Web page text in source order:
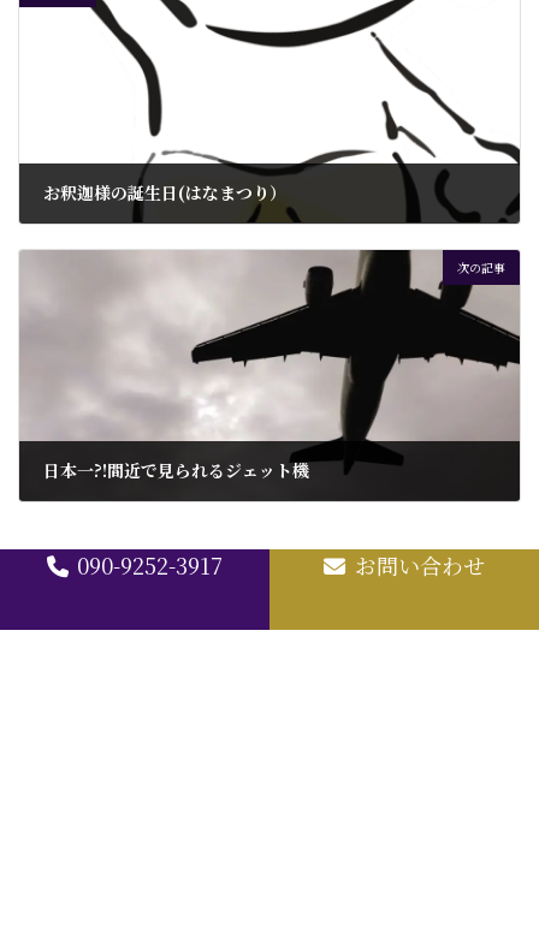
090-9252-3917 お問い合わせ
お釈迦様の誕生日(はなまつり）
次の記事
日本一?!間近で見られるジェット機